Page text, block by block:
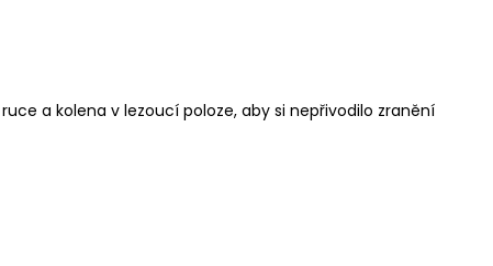
a kolena v lezoucí poloze, aby si nepřivodilo zranění